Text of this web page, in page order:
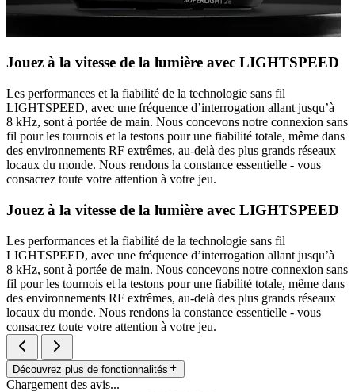
Jouez à la vitesse de la lumière avec LIGHTSPEED
Les performances et la fiabilité de la technologie sans fil
LIGHTSPEED, avec une fréquence d’interrogation allant jusqu’à
8 kHz, sont à portée de main. Nous concevons notre connexion sans
fil pour les tournois et la testons pour une fiabilité totale, même dans
des environnements RF extrêmes, au-delà des plus grands réseaux
locaux du monde. Nous rendons la constance essentielle - vous
consacrez toute votre attention à votre jeu.
Jouez à la vitesse de la lumière avec LIGHTSPEED
Les performances et la fiabilité de la technologie sans fil
LIGHTSPEED, avec une fréquence d’interrogation allant jusqu’à
8 kHz, sont à portée de main. Nous concevons notre connexion sans
fil pour les tournois et la testons pour une fiabilité totale, même dans
des environnements RF extrêmes, au-delà des plus grands réseaux
locaux du monde. Nous rendons la constance essentielle - vous
consacrez toute votre attention à votre jeu.
Découvrez plus de fonctionnalités
Chargement des avis...